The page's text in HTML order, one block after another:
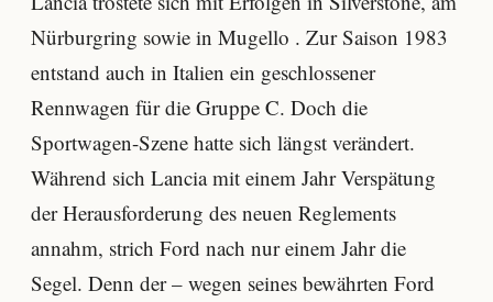
Nürburgring sowie in Mugello . Zur Saison 1983
entstand auch in Italien ein geschlossener
Rennwagen für die Gruppe C. Doch die
Sportwagen-Szene hatte sich längst verändert.
Während sich Lancia mit einem Jahr Verspätung
der Herausforderung des neuen Reglements
annahm, strich Ford nach nur einem Jahr die
Segel. Denn der – wegen seines bewährten Ford